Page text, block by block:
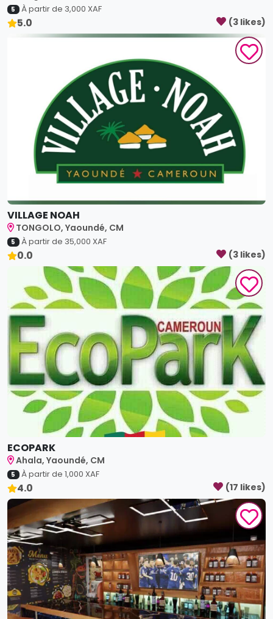
5 À partir de 3,000 XAF
5.0 (3 likes)
VILLAGE NOAH
TONGOLO, Yaoundé, CM
5 À partir de 35,000 XAF
0.0 (3 likes)
ECOPARK
Ahala, Yaoundé, CM
5 À partir de 1,000 XAF
4.0 (17 likes)